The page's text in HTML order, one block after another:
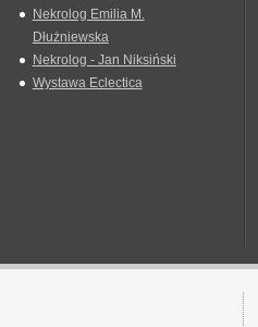
Nekrolog Emilia M.
Dłużniewska
Nekrolog - Jan Niksiński
Wystawa Eclectica